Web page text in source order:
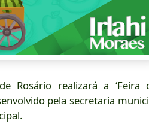
Rosário realizará a
pela secretaria